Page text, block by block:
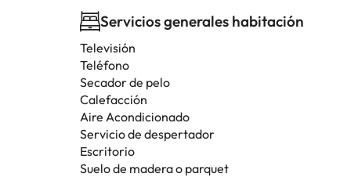
Servicios generales habitación
Televisión
Teléfono
Secador de pelo
Calefacción
Aire Acondicionado
Servicio de despertador
Escritorio
Suelo de madera o parquet